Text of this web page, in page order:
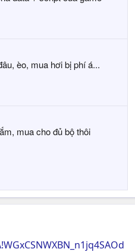
èo, mua hơi bị phí á...
mua cho đủ bộ thôi